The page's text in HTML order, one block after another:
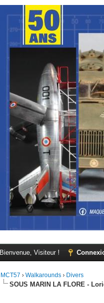
Bienvenue, Visiteur !
MCT57 ›Walkarounds › Divers
SOUS MARIN LA FLORE -